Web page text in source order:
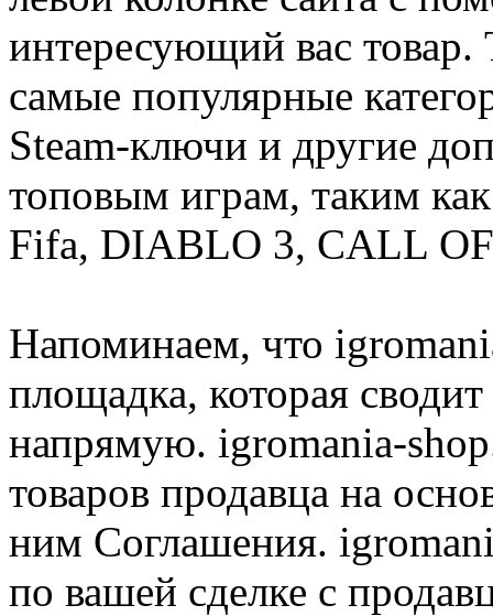
интересующий вас
самые популярные
Steam-ключи и другие
топовым играм, таким
Fifa, DIABLO 3, CALL
Напоминаем, что
площадка, которая
напрямую. igromania-
товаров продавца на
ним Соглашения.
по вашей сделке с